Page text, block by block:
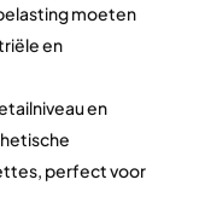
moeten
en
en
perfect voor